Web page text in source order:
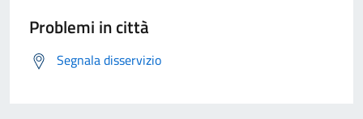
Problemi in città
Segnala disservizio